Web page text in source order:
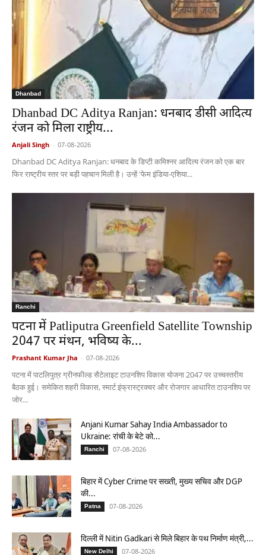
Dhanbad
Dhanbad DC Aditya Ranjan: धनबाद डीसी आदित्य
रंजन को मिला राष्ट्रीय...
Anjali Singh - 07-08-2026
Dhanbad DC Aditya Ranjan: धनबाद के डिप्टी कमिश्नर आदित्य रंजन को एक बार
फिर राष्ट्रीय स्तर पर बड़ी पहचान मिली है। उन्हें 'फेम इंडिया-एशिया...
Ranchi
पटना में Patliputra Greenfield Satellite Township
2047 पर मंथन, भविष्य के...
Prashant Kumar Jha - 07-08-2026
पटना में पाटलिपुत्र ग्रीनफील्ड सैटेलाइट टाउनशिप विकास योजना 2047 पर उच्चस्तरीय
बैठक हुई। समेकित शहरी विकास, स्मार्ट इंफ्रास्ट्रक्चर और रोजगार आधारित टाउनशिप पर
जोर...
Anjani Kumar Sahay India Ambassador to
Ukraine: रांची के बेटे को...
Ranchi 07-08-2026
बिहार में Cyber Crime पर सख्ती, मुख्य सचिव और DGP
की...
Patna 07-08-2026
दिल्ली में Nitin Gadkari से मिले बिहार के पथ निर्माण मंत्री,...
New Delhi 07-08-2026